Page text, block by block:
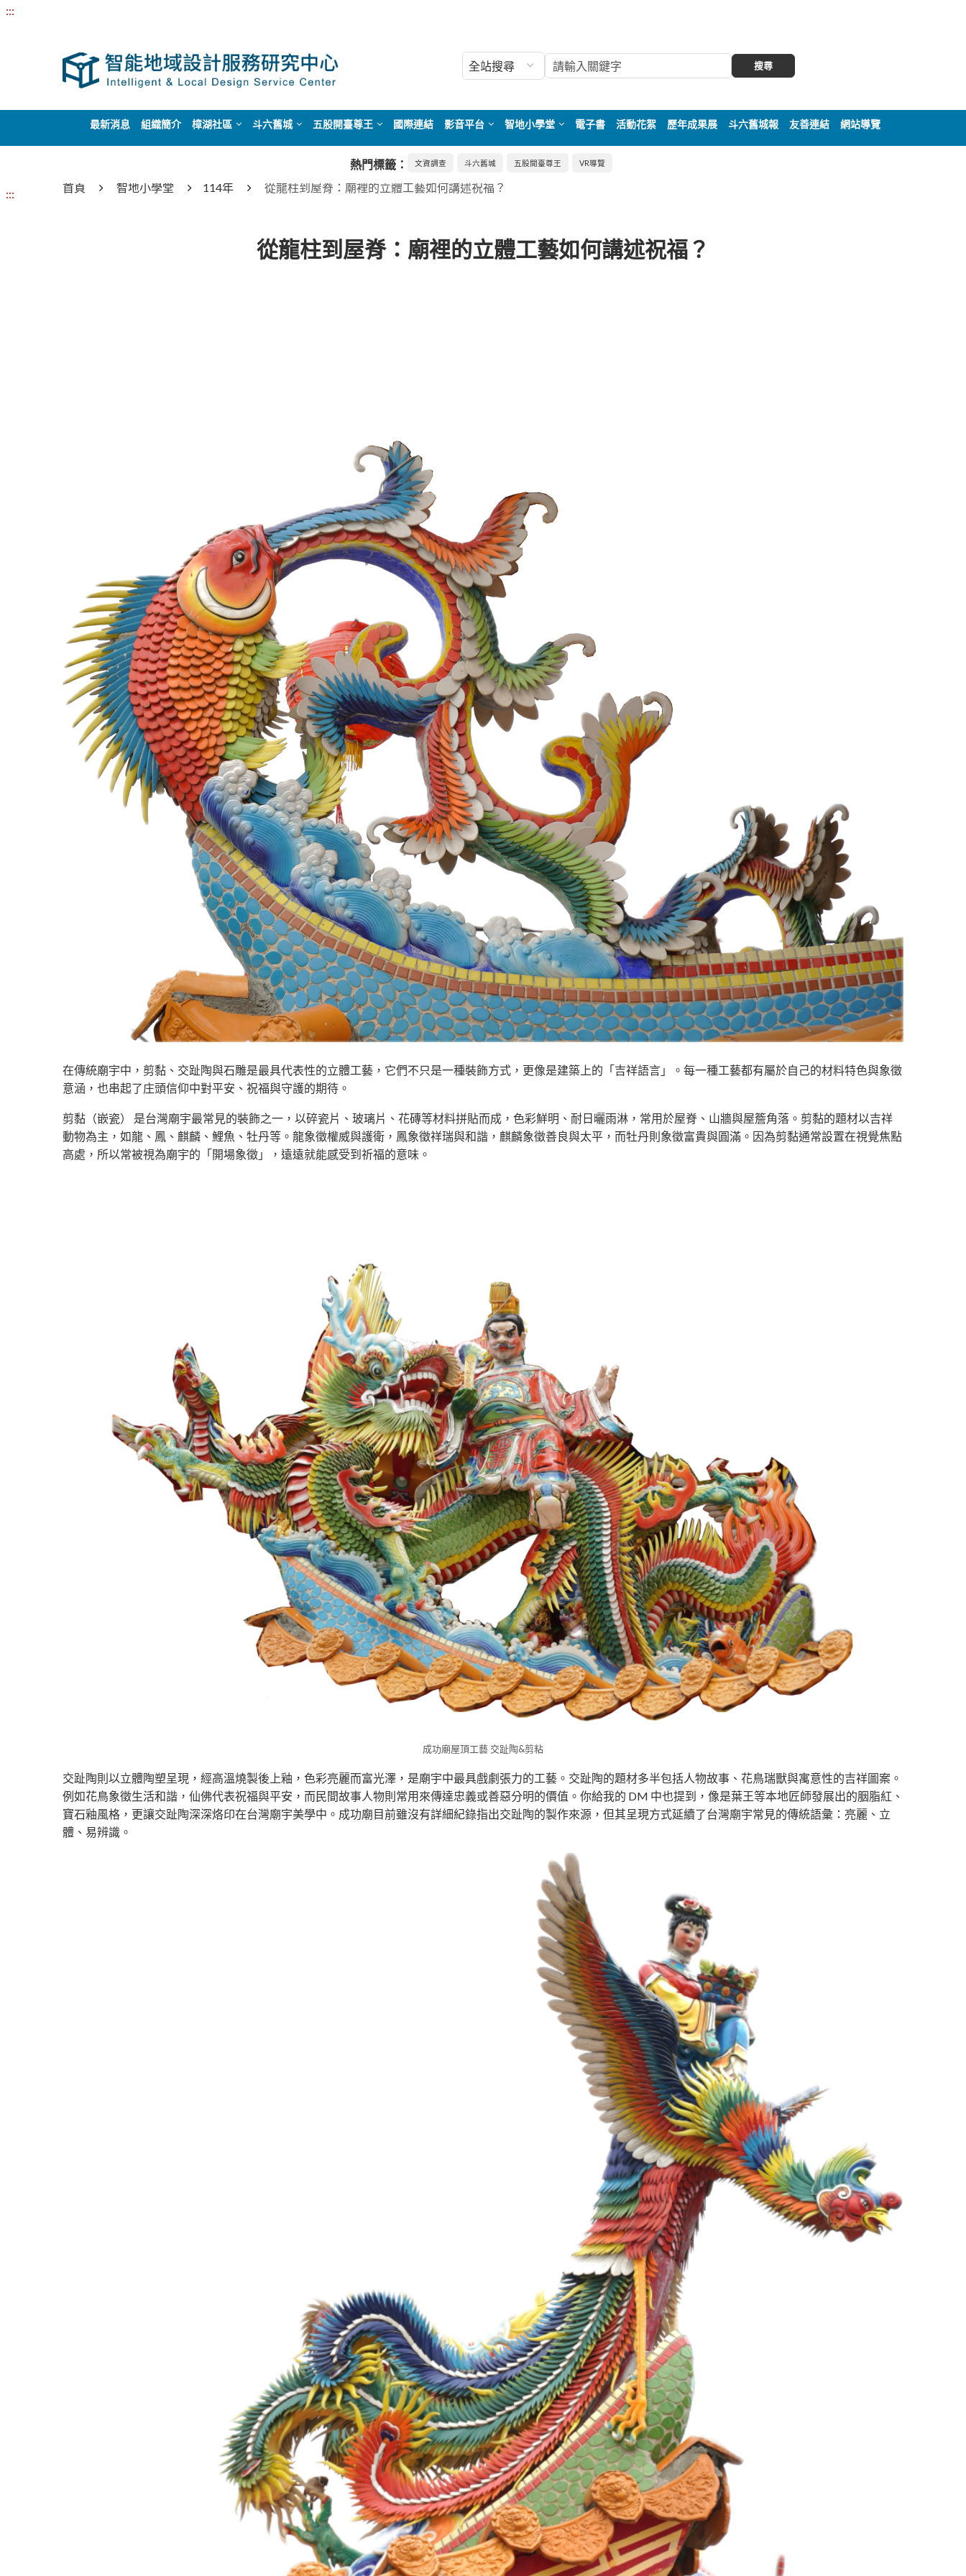
:::
搜尋
最新消息 組織簡介 樟湖社區 斗六舊城 五股開臺尊王 國際連結 影音平台 智地小學堂 電子書 活動花絮 歷年成果展 斗六舊城報 友善連結 網站導覽
熱門標籤： 文資調查 斗六舊城 五股開臺尊王 VR導覽
::: 首頁 智地小學堂 114年 從龍柱到屋脊：廟裡的立體工藝如何講述祝福？
從龍柱到屋脊：廟裡的立體工藝如何講述祝福？
在傳統廟宇中，剪黏、交趾陶與石雕是最具代表性的立體工藝，它們不只是一種裝飾方式，更像是建築上的「吉祥語言」。每一種工藝都有屬於自己的材料特色與象徵
意涵，也串起了庄頭信仰中對平安、祝福與守護的期待。
剪黏（嵌瓷） 是台灣廟宇最常見的裝飾之一，以碎瓷片、玻璃片、花磚等材料拼貼而成，色彩鮮明、耐日曬雨淋，常用於屋脊、山牆與屋簷角落。剪黏的題材以吉祥
動物為主，如龍、鳳、麒麟、鯉魚、牡丹等。龍象徵權威與護衛，鳳象徵祥瑞與和諧，麒麟象徵善良與太平，而牡丹則象徵富貴與圓滿。因為剪黏通常設置在視覺焦點
高處，所以常被視為廟宇的「開場象徵」，遠遠就能感受到祈福的意味。
成功廟屋頂工藝 交趾陶&剪粘
交趾陶則以立體陶塑呈現，經高溫燒製後上釉，色彩亮麗而富光澤，是廟宇中最具戲劇張力的工藝。交趾陶的題材多半包括人物故事、花鳥瑞獸與寓意性的吉祥圖案。
例如花鳥象徵生活和諧，仙佛代表祝福與平安，而民間故事人物則常用來傳達忠義或善惡分明的價值。你給我的 DM 中也提到，像是葉王等本地匠師發展出的胭脂紅、
寶石釉風格，更讓交趾陶深深烙印在台灣廟宇美學中。成功廟目前雖沒有詳細紀錄指出交趾陶的製作來源，但其呈現方式延續了台灣廟宇常見的傳統語彙：亮麗、立
體、易辨識。